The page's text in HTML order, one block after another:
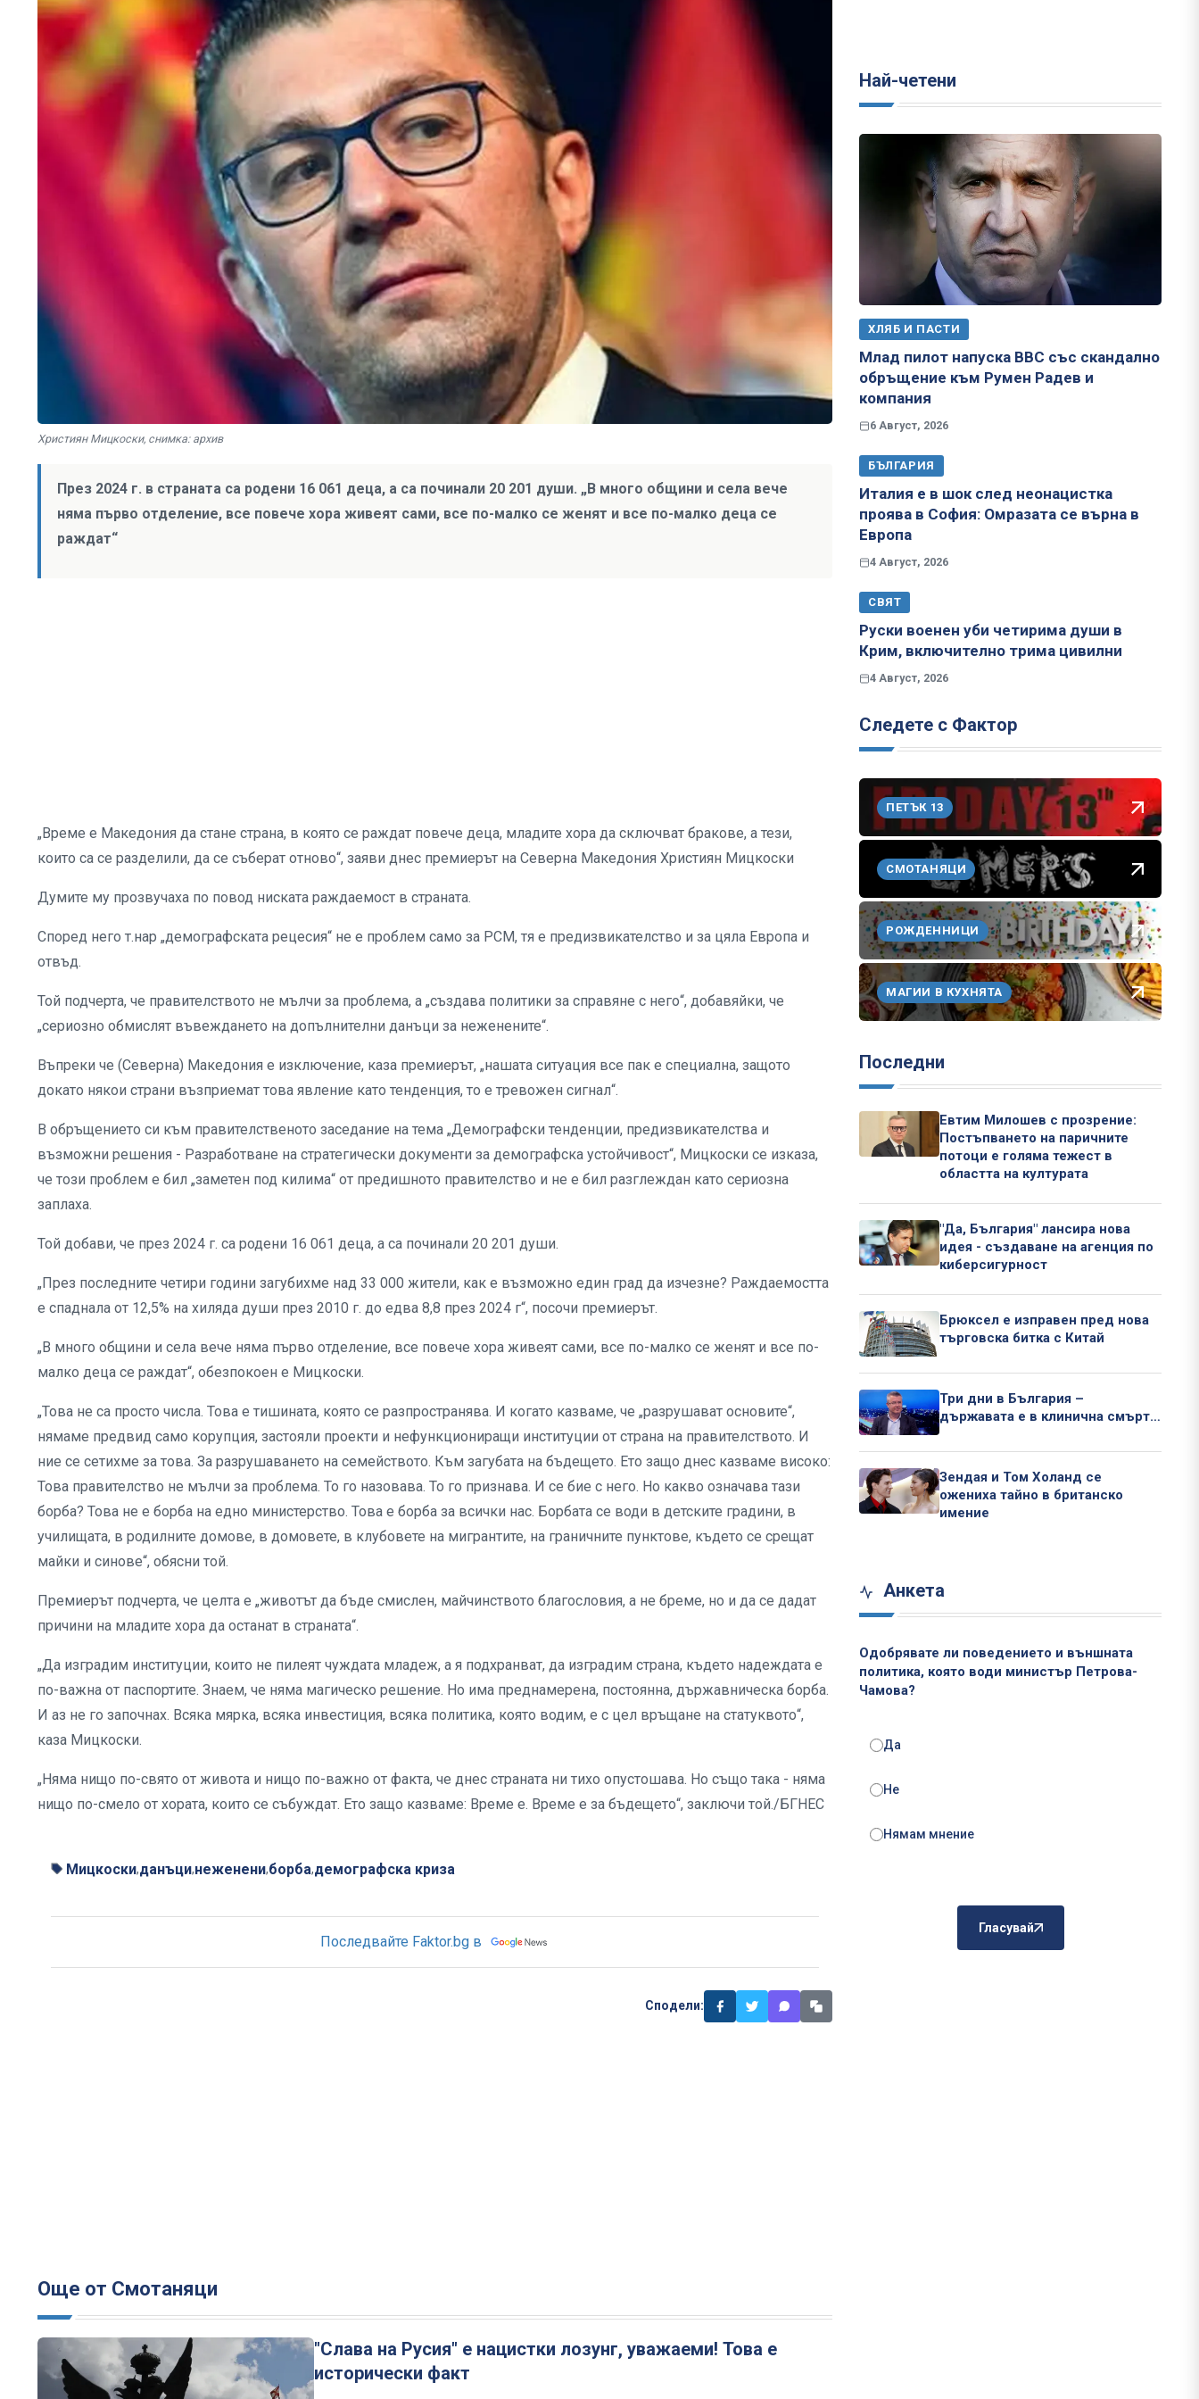
Християн Мицкоски, снимка: архив
През 2024 г. в страната са родени 16 061 деца, а са починали 20 201 души. „В много общини и села вече
няма първо отделение, все повече хора живеят сами, все по-малко се женят и все по-малко деца се
раждат“
„Време е Македония да стане страна, в която се раждат повече деца, младите хора да сключват бракове, а тези,
които са се разделили, да се съберат отново“, заяви днес премиерът на Северна Македония Християн Мицкоски
Думите му прозвучаха по повод ниската раждаемост в страната.
Според него т.нар „демографската рецесия“ не е проблем само за РСМ, тя е предизвикателство и за цяла Европа и
отвъд.
Той подчерта, че правителството не мълчи за проблема, а „създава политики за справяне с него“, добавяйки, че
„сериозно обмислят въвеждането на допълнителни данъци за неженените“.
Въпреки че (Северна) Македония е изключение, каза премиерът, „нашата ситуация все пак е специална, защото
докато някои страни възприемат това явление като тенденция, то е тревожен сигнал“.
В обръщението си към правителственото заседание на тема „Демографски тенденции, предизвикателства и
възможни решения - Разработване на стратегически документи за демографска устойчивост“, Мицкоски се изказа,
че този проблем е бил „заметен под килима“ от предишното правителство и не е бил разглеждан като сериозна
заплаха.
Той добави, че през 2024 г. са родени 16 061 деца, а са починали 20 201 души.
„През последните четири години загубихме над 33 000 жители, как е възможно един град да изчезне? Раждаемостта
е спаднала от 12,5% на хиляда души през 2010 г. до едва 8,8 през 2024 г“, посочи премиерът.
„В много общини и села вече няма първо отделение, все повече хора живеят сами, все по-малко се женят и все по-
малко деца се раждат“, обезпокоен е Мицкоски.
„Това не са просто числа. Това е тишината, която се разпространява. И когато казваме, че „разрушават основите“,
нямаме предвид само корупция, застояли проекти и нефункциониращи институции от страна на правителството. И
ние се сетихме за това. За разрушаването на семейството. Към загубата на бъдещето. Ето защо днес казваме високо:
Това правителство не мълчи за проблема. То го назовава. То го признава. И се бие с него. Но какво означава тази
борба? Това не е борба на едно министерство. Това е борба за всички нас. Борбата се води в детските градини, в
училищата, в родилните домове, в домовете, в клубовете на мигрантите, на граничните пунктове, където се срещат
майки и синове“, обясни той.
Премиерът подчерта, че целта е „животът да бъде смислен, майчинството благословия, а не бреме, но и да се дадат
причини на младите хора да останат в страната“.
„Да изградим институции, които не пилеят чуждата младеж, а я подхранват, да изградим страна, където надеждата е
по-важна от паспортите. Знаем, че няма магическо решение. Но има преднамерена, постоянна, държавническа борба.
И аз не го започнах. Всяка мярка, всяка инвестиция, всяка политика, която водим, е с цел връщане на статуквото“,
каза Мицкоски.
„Няма нищо по-свято от живота и нищо по-важно от факта, че днес страната ни тихо опустошава. Но също така - няма
нищо по-смело от хората, които се събуждат. Ето защо казваме: Време е. Време е за бъдещето“, заключи той./БГНЕС
Мицкоски,данъци,неженени,борба,демографска криза
Последвайте Faktor.bg в
Сподели:
Още от Смотаняци
"Слава на Русия" е нацистки лозунг, уважаеми! Това е
исторически факт
Най-четени
ХЛЯБ И ПАСТИ
Млад пилот напуска ВВС със скандално
обръщение към Румен Радев и
компания
6 Август, 2026
БЪЛГАРИЯ
Италия е в шок след неонацистка
проява в София: Омразата се върна в
Европа
4 Август, 2026
СВЯТ
Руски военен уби четирима души в
Крим, включително трима цивилни
4 Август, 2026
Следете с Фактор
ПЕТЪК 13
СМОТАНЯЦИ
РОЖДЕННИЦИ
МАГИИ В КУХНЯТА
Последни
Евтим Милошев с прозрение:
Постъпването на паричните
потоци е голяма тежест в
областта на културата
"Да, България" лансира нова
идея - създаване на агенция по
киберсигурност
Брюксел е изправен пред нова
търговска битка с Китай
Три дни в България –
държавата е в клинична смърт…
Зендая и Том Холанд се
ожениха тайно в британско
имение
Анкета
Одобрявате ли поведението и външната
политика, която води министър Петрова-
Чамова?
Да
Не
Нямам мнение
Гласувай